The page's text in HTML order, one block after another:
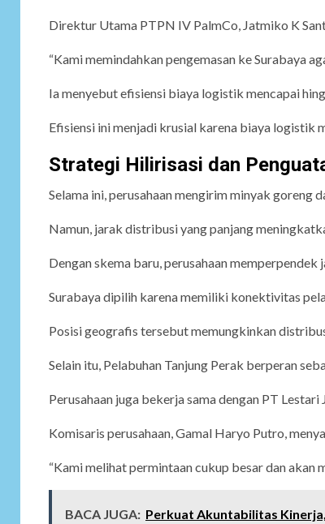
Direktur Utama PTPN IV PalmCo, Jatmiko K
“Kami memindahkan pengemasan ke Surabaya
Ia menyebut efisiensi biaya logistik mencapai
Efisiensi ini menjadi krusial karena biaya logistik
Strategi Hilirisasi dan
Selama ini, perusahaan mengirim minyak goreng
Namun, jarak distribusi yang panjang
Dengan skema baru, perusahaan
Surabaya dipilih karena memiliki konektivitas
Posisi geografis tersebut memungkinkan
Selain itu, Pelabuhan Tanjung Perak berperan
Perusahaan juga bekerja sama dengan PT
Komisaris perusahaan, Gamal Haryo Putro,
“Kami melihat permintaan cukup besar dan akan
BACA JUGA: Perkuat Akuntabilitas